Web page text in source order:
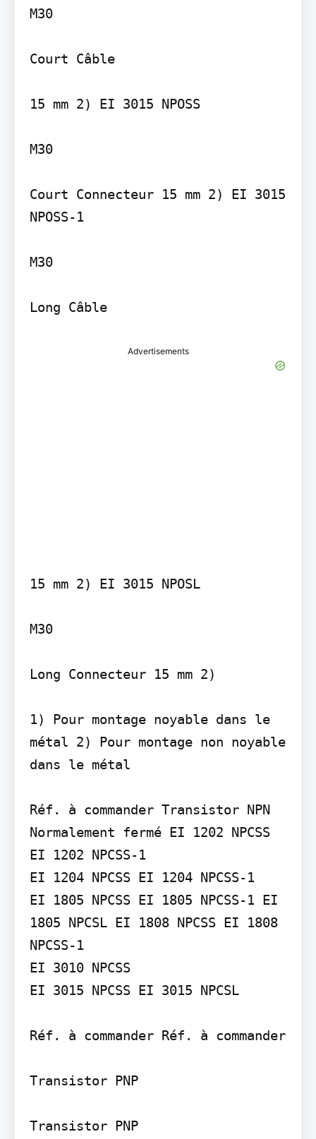
M30
Court Câble
15 mm 2) EI 3015 NPOSS
M30
Court Connecteur 15 mm 2) EI 3015
NPOSS-1
M30
Long Câble
Advertisements
15 mm 2) EI 3015 NPOSL
M30
Long Connecteur 15 mm 2)
1) Pour montage noyable dans le
métal 2) Pour montage non noyable
dans le métal
Réf. à commander Transistor NPN
Normalement fermé EI 1202 NPCSS
EI 1202 NPCSS-1
EI 1204 NPCSS EI 1204 NPCSS-1
EI 1805 NPCSS EI 1805 NPCSS-1 EI
1805 NPCSL EI 1808 NPCSS EI 1808
NPCSS-1
EI 3010 NPCSS
EI 3015 NPCSS EI 3015 NPCSL
Réf. à commander Réf. à commander
Transistor PNP
Transistor PNP